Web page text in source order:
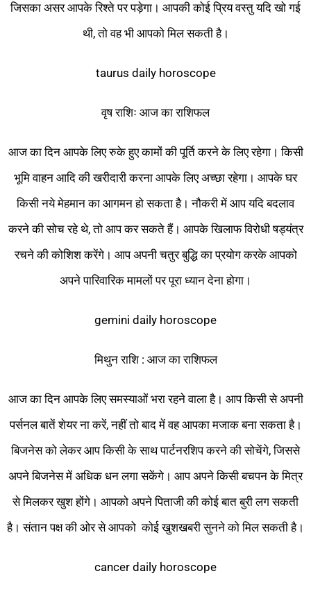
जिसका असर आपके रिश्ते पर पड़ेगा। आपकी कोई प्रिय वस्तु यदि खो गई
थी, तो वह भी आपको मिल सकती है।
taurus daily horoscope
वृष राशिः आज का राशिफल
आज का दिन आपके लिए रुके हुए कामों की पूर्ति करने के लिए रहेगा। किसी
भूमि वाहन आदि की खरीदारी करना आपके लिए अच्छा रहेगा। आपके घर
किसी नये मेहमान का आगमन हो सकता है। नौकरी में आप यदि बदलाव
करने की सोच रहे थे, तो आप कर सकते हैं। आपके खिलाफ विरोधी षड्यंत्र
रचने की कोशिश करेंगे। आप अपनी चतुर बुद्धि का प्रयोग करके आपको
अपने पारिवारिक मामलों पर पूरा ध्यान देना होगा।
gemini daily horoscope
मिथुन राशि : आज का राशिफल
आज का दिन आपके लिए समस्याओं भरा रहने वाला है। आप किसी से अपनी
पर्सनल बातें शेयर ना करें, नहीं तो बाद में वह आपका मजाक बना सकता है।
बिजनेस को लेकर आप किसी के साथ पार्टनरशिप करने की सोचेंगे, जिससे
अपने बिजनेस में अधिक धन लगा सकेंगे। आप अपने किसी बचपन के मित्र
से मिलकर खुश होंगे। आपको अपने पिताजी की कोई बात बुरी लग सकती
है। संतान पक्ष की ओर से आपको कोई खुशखबरी सुनने को मिल सकती है।
cancer daily horoscope